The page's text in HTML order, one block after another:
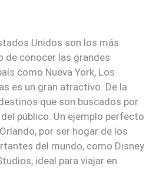
Unidos son los más
de conocer las grandes
como Nueva York, Los
es un gran atractivo. De la
que son buscados por
público. Un ejemplo perfecto
por ser hogar de los
del mundo, como Disney
ideal para viajar en